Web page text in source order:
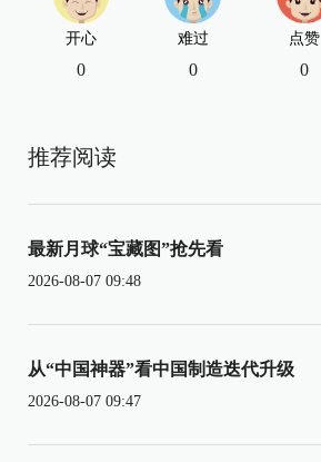
开心
0
难过
0
点赞
0
推荐阅读
最新月球“宝藏图”抢先看
2026-08-07 09:48
从“中国神器”看中国制造迭代升级
2026-08-07 09:47